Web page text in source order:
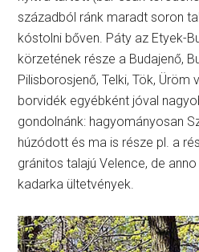
századból ránk maradt soron
kóstolni bőven. Páty az Etyek-
körzetének része a Budajenő,
Pilisborosjenő, Telki, Tök, Üröm
borvidék egyébként jóval
gondolnánk: hagyományosan
húzódott és ma is része pl. a
gránitos talajú Velence, de
kadarka ültetvények.